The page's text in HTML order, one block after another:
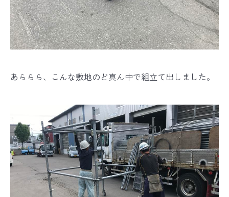
あららら、こんな敷地のど真ん中で組立て出しました。